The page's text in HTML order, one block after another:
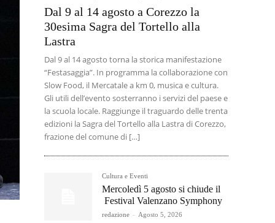
Dal 9 al 14 agosto a Corezzo la
30esima Sagra del Tortello alla
Lastra
Dal 9 al 14 agosto torna la storica manifestazione
“Festasaggia”. In programma la collaborazione con
Slow Food, il Mercatale a km 0, musica e cultura.
Gli utili dell’evento sosterranno i servizi del paese e
la scuola locale. Raggiunge il traguardo delle trenta
edizioni la Sagra del Tortello alla Lastra di Corezzo,
frazione del comune di […]
Cultura e Eventi
Mercoledì 5 agosto si chiude il
Festival Valenzano Symphony
redazione - Agosto 5, 2026